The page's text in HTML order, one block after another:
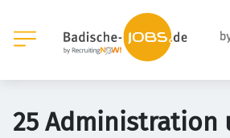
25 Administration